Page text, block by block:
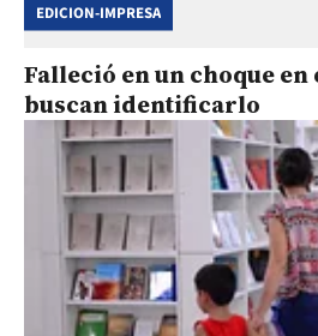
EDICION-IMPRESA
Falleció en un choque en
buscan identificarlo